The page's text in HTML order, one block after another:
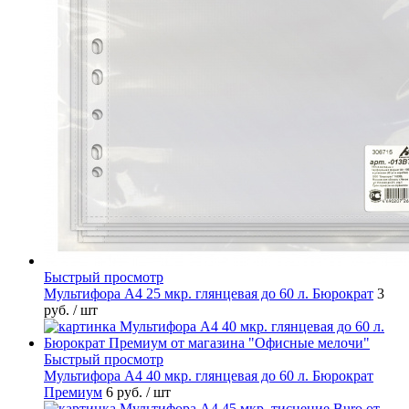
Быстрый просмотр
Мультифора А4 25 мкр. глянцевая до 60 л. Бюрократ 3
руб. / шт
Быстрый просмотр
Мультифора А4 40 мкр. глянцевая до 60 л. Бюрократ
Премиум 6 руб. / шт